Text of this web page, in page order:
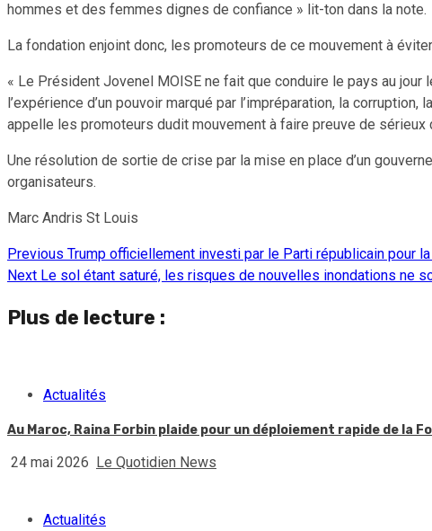
hommes et des femmes dignes de confiance » lit-ton dans la note.
La fondation enjoint donc, les promoteurs de ce mouvement à
« Le Président Jovenel MOISE ne fait que conduire le pays au jour
l’expérience d’un pouvoir marqué par l’impréparation, la
appelle les promoteurs dudit mouvement à faire preuve de sérieux
Une résolution de sortie de crise par la mise en place d’un
organisateurs.
Marc Andris St Louis
Continue
Previous Trump officiellement investi par le Parti républicain pour
Next Le sol étant saturé, les risques de nouvelles inondations ne
Plus de lecture :
Actualités
Au Maroc, Raina Forbin plaide pour un déploiement rapide de la
24 mai 2026 Le Quotidien News
Actualités